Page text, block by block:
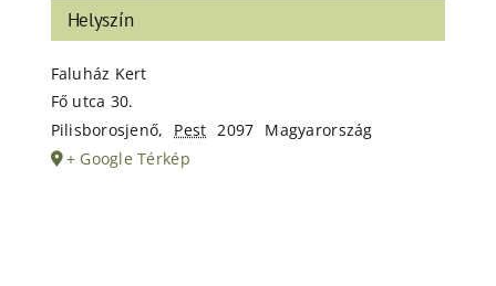
Helyszín
Faluház Kert
Fő utca 30.
Pilisborosjenő, Pest 2097 Magyarország
+ Google Térkép